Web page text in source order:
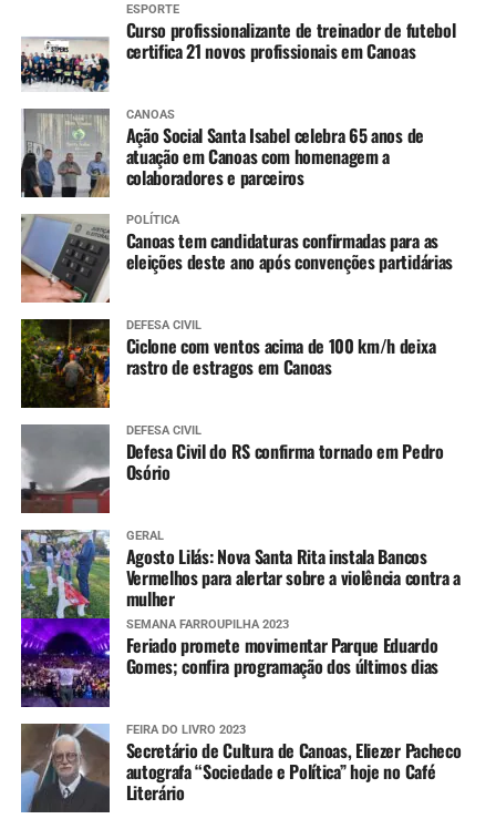
HPV (dose única)
10 a 14 anos
Dengue (2 doses, com intervalo de 3 meses entre
as doses)
Meningo ACWY (dose única)
ESPORTE
Curso profissionalizante de treinador de futebol
certifica 21 novos profissionais em Canoas
CANOAS
Ação Social Santa Isabel celebra 65 anos de
atuação em Canoas com homenagem a
colaboradores e parceiros
POLÍTICA
Canoas tem candidaturas confirmadas para as
eleições deste ano após convenções partidárias
DEFESA CIVIL
Ciclone com ventos acima de 100 km/h deixa
rastro de estragos em Canoas
DEFESA CIVIL
Defesa Civil do RS confirma tornado em Pedro
Osório
GERAL
Agosto Lilás: Nova Santa Rita instala Bancos
Vermelhos para alertar sobre a violência contra a
mulher
SEMANA FARROUPILHA 2023
Feriado promete movimentar Parque Eduardo
Gomes; confira programação dos últimos dias
FEIRA DO LIVRO 2023
Secretário de Cultura de Canoas, Eliezer Pacheco
autografa “Sociedade e Política” hoje no Café
Literário